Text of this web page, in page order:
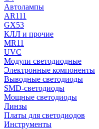
Автолампы
AR111
GX53
КЛЛ и прочие
MR11
UVC
Модули светодиодные
Электронные компоненты
Выводные светодиоды
SMD-светодиоды
Мощные светодиоды
Линзы
Платы для светодиодов
Инструменты